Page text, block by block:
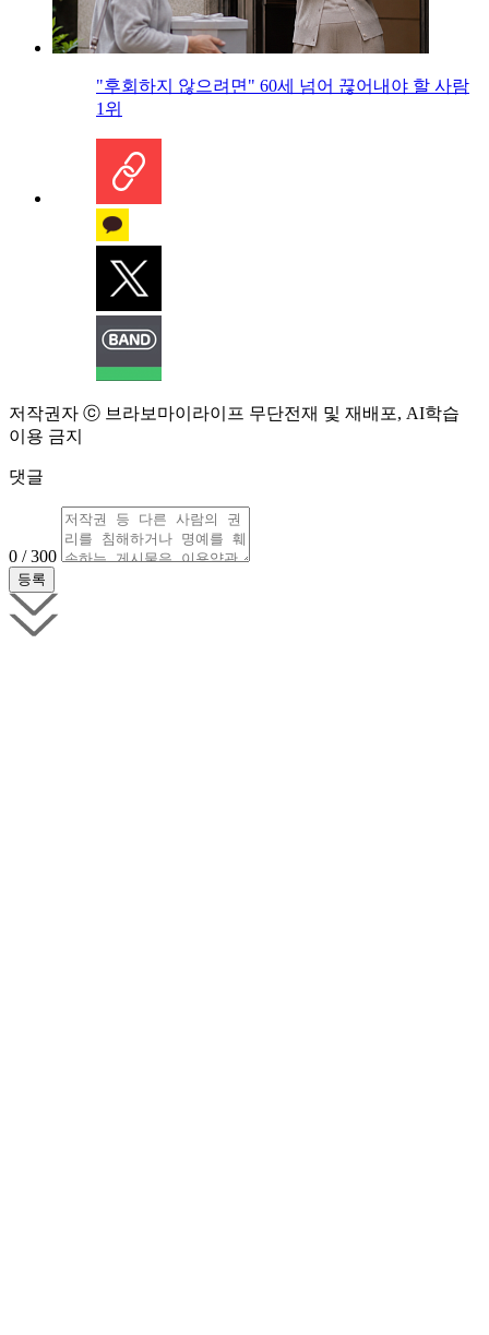
"후회하지 않으려면" 60세 넘어 끊어내야 할 사람
1위
저작권자 ⓒ 브라보마이라이프 무단전재 및 재배포, AI학습
이용 금지
댓글
0 / 300